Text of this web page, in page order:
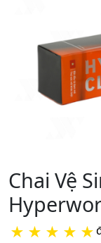
Chai Vệ
★ ★ ★ ★ ★